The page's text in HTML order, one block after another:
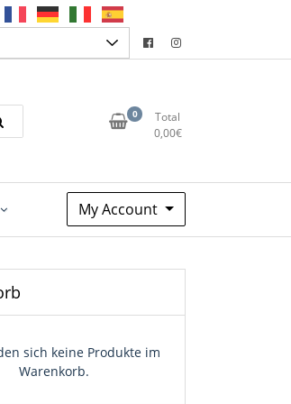
0
Total
0,00€
My Account
sich keine Produkte im
Warenkorb.